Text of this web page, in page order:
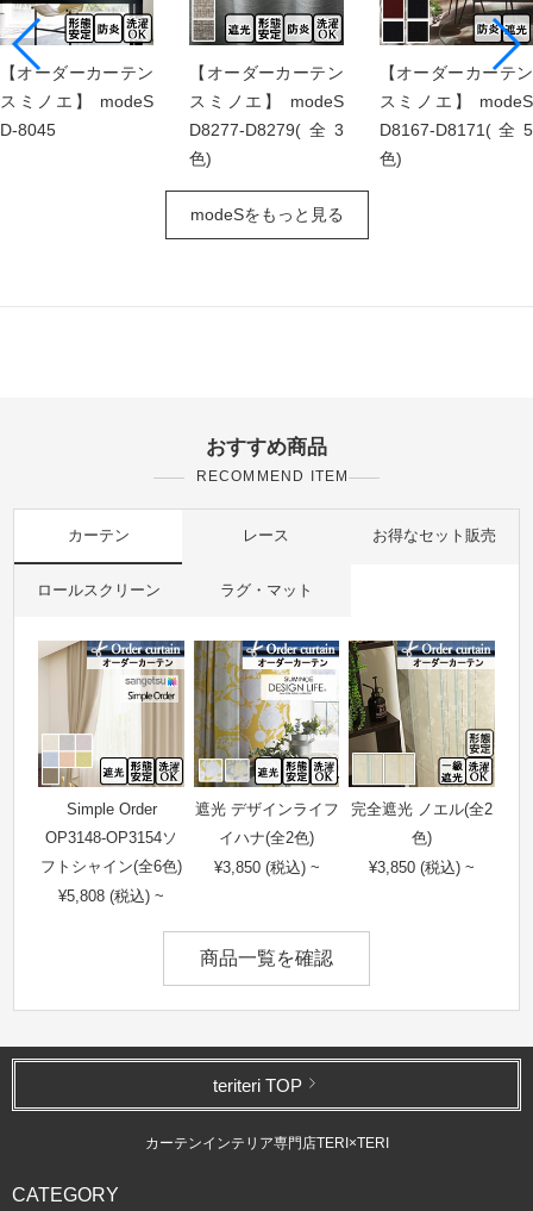
【オーダーカーテン
スミノエ】 modeS
D-8045
【オーダーカーテン
スミノエ】 modeS
D8277-D8279(全3
色)
【オーダーカーテン
スミノエ】 modeS
D8167-D8171(全5
色)
modeSをもっと見る
おすすめ商品
RECOMMEND ITEM
カーテン レース お得なセット販売
ロールスクリーン ラグ・マット
Simple Order
OP3148-OP3154ソ
フトシャイン(全6色)
¥5,808 (税込) ~
遮光 デザインライフ
イハナ(全2色)
¥3,850 (税込) ~
完全遮光 ノエル(全2
色)
¥3,850 (税込) ~
商品一覧を確認
teriteri TOP
カーテンインテリア専門店TERI×TERI
CATEGORY